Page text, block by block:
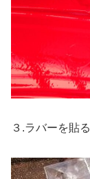
３.ラバーを貼る